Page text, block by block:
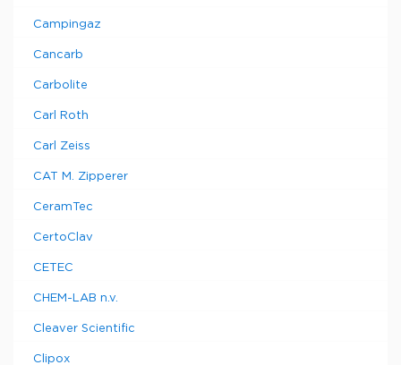
Campingaz
Cancarb
Carbolite
Carl Roth
Carl Zeiss
CAT M. Zipperer
CeramTec
CertoClav
CETEC
CHEM-LAB n.v.
Cleaver Scientific
Clipox